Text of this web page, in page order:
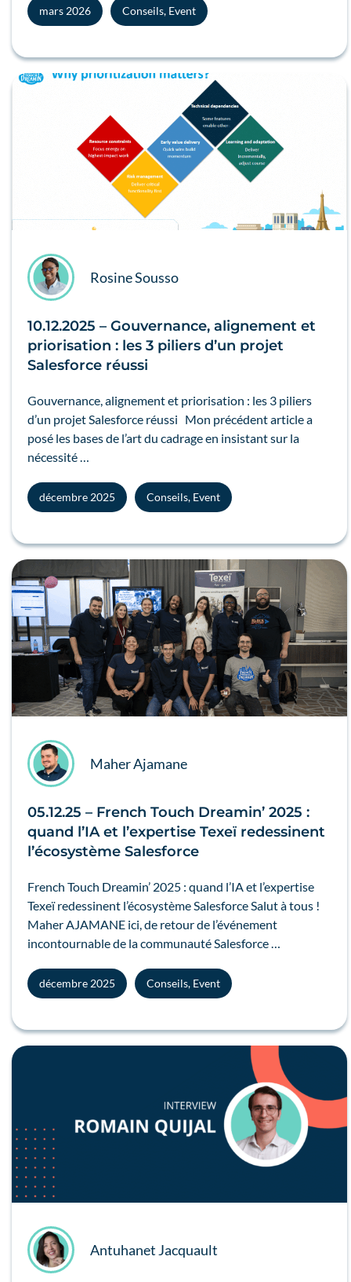
mars 2026 Conseils, Event
Rosine Sousso
10.12.2025 – Gouvernance, alignement et
priorisation : les 3 piliers d’un projet
Salesforce réussi
Gouvernance, alignement et priorisation : les 3 piliers
d’un projet Salesforce réussi Mon précédent article a
posé les bases de l’art du cadrage en insistant sur la
nécessité …
décembre 2025 Conseils, Event
Maher Ajamane
05.12.25 – French Touch Dreamin’ 2025 :
quand l’IA et l’expertise Texeï redessinent
l’écosystème Salesforce
French Touch Dreamin’ 2025 : quand l’IA et l’expertise
Texeï redessinent l’écosystème Salesforce Salut à tous !
Maher AJAMANE ici, de retour de l’événement
incontournable de la communauté Salesforce …
décembre 2025 Conseils, Event
Antuhanet Jacquault